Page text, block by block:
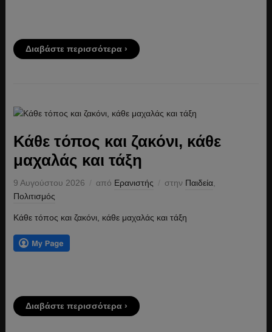
Διαβάστε περισσότερα ›
Κάθε τόπος και ζακόνι, κάθε
μαχαλάς και τάξη
9 Αυγούστου 2026 από Ερανιστής στην Παιδεία,
Πολιτισμός
Κάθε τόπος και ζακόνι, κάθε μαχαλάς και τάξη
Διαβάστε περισσότερα ›